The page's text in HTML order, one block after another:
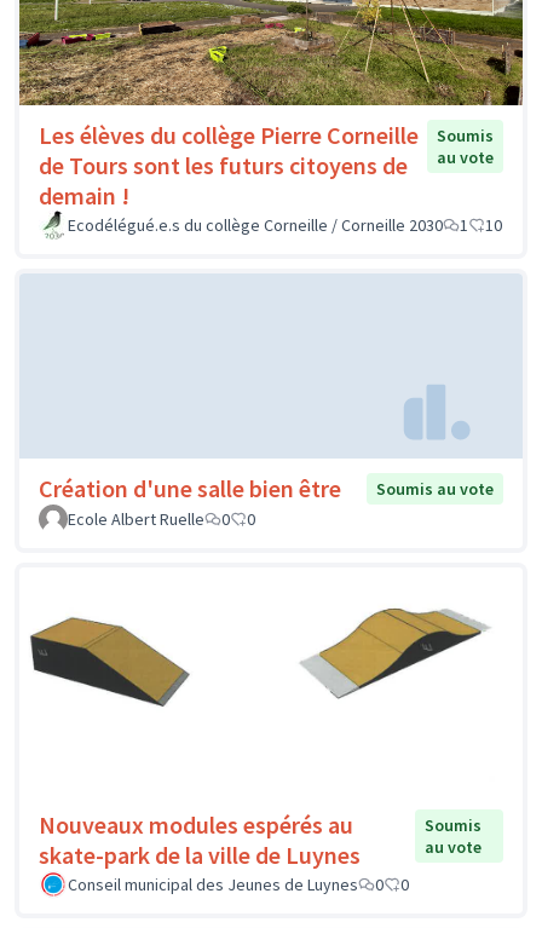
Les élèves du collège Pierre Corneille
de Tours sont les futurs citoyens de
demain !
Soumis
au vote
Ecodélégué.e.s du collège Corneille / Corneille 2030 1 10
Création d'une salle bien être
Soumis au vote
Ecole Albert Ruelle
0 0
Nouveaux modules espérés au
skate-park de la ville de Luynes
Soumis
au vote
Conseil municipal des Jeunes de Luynes
0 0